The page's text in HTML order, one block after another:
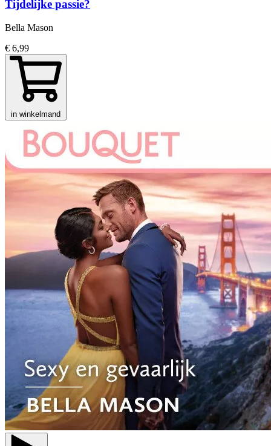
Tijdelijke passie?
Bella Mason
€ 6,99
in winkelmand